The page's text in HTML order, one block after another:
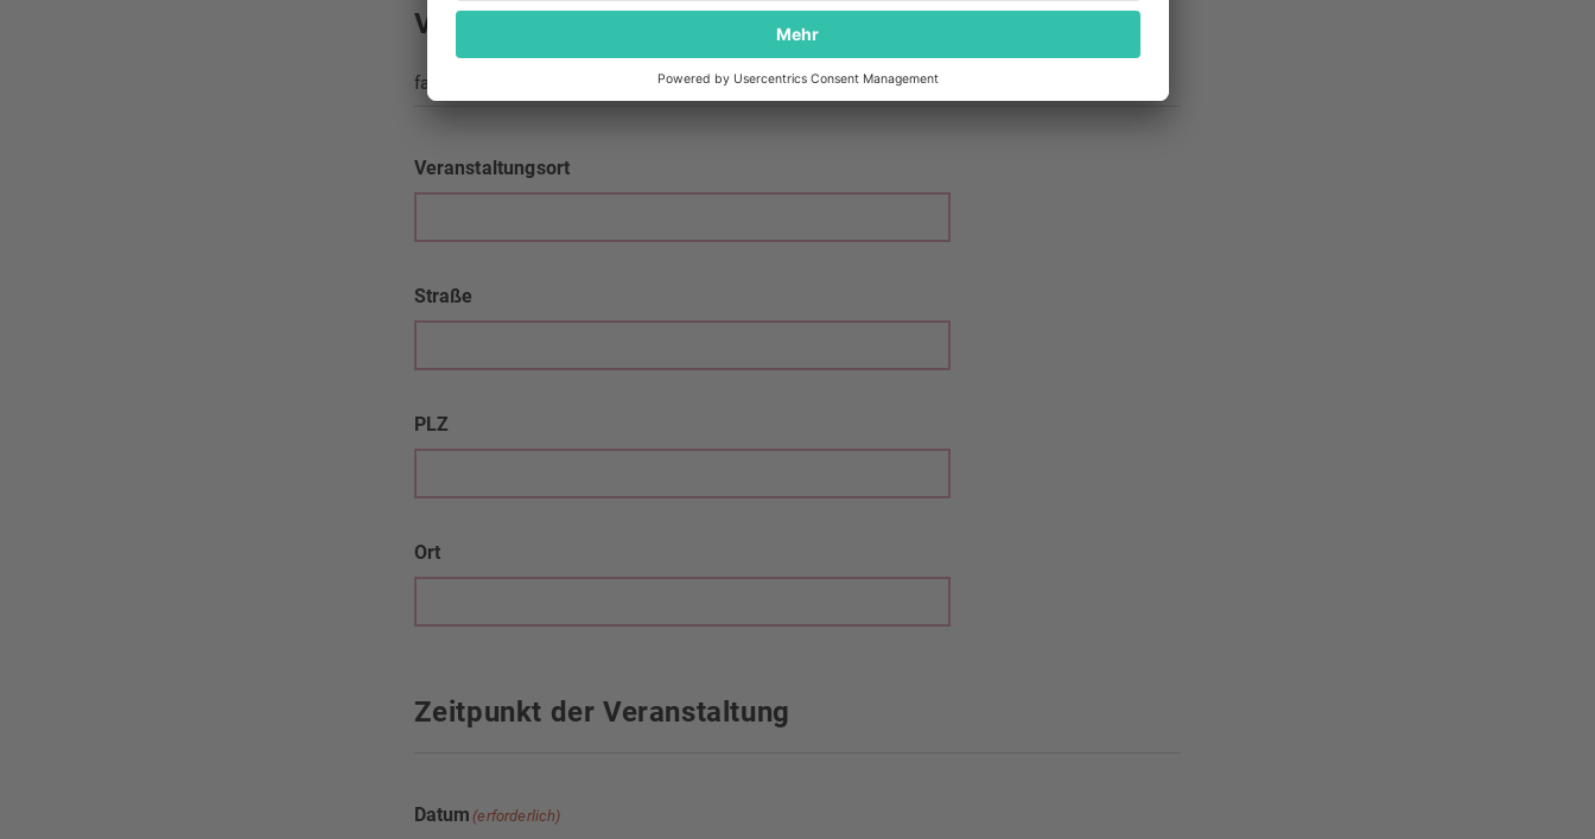
Veranstaltungsort
falls abweichend von der Anschrift des*r Besteller*in
Veranstaltungsort
Straße
PLZ
Ort
Zeitpunkt der Veranstaltung
Datum (erforderlich)